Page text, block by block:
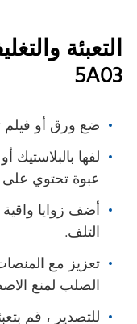
التعبئة
5A03
ضع ورق أو فيلم
لفها
عبوة تحتوي
أضف زوايا
التلف.
تعزيز مع
الصلب لمنع
للتصدير ، قم